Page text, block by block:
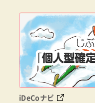
iDeCoナビ